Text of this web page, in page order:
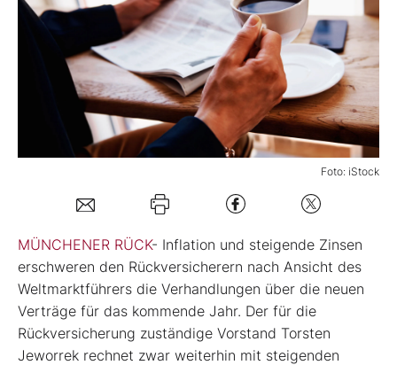
Experten
Mein B:O
Mein Konto
Kontakt
Foto: iStock
MÜNCHENER RÜCK- Inflation und steigende Zinsen
erschweren den Rückversicherern nach Ansicht des
Weltmarktführers die Verhandlungen über die neuen
Verträge für das kommende Jahr. Der für die
Rückversicherung zuständige Vorstand Torsten
Jeworrek rechnet zwar weiterhin mit steigenden